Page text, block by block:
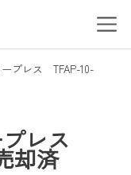
Menu
プレス TFAP-10-
プレス
却済